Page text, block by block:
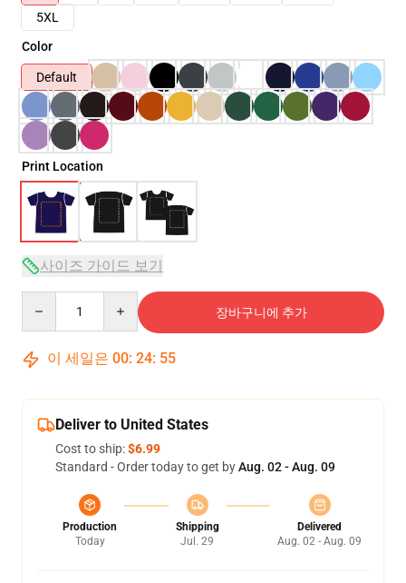
5XL
Color
Default
Print Location
사이즈 가이드 보기
장바구니에 추가
이 세일은 00: 24: 54
Deliver to United States
Cost to ship:$6.99
Standard - Order today to get byAug. 02 - Aug. 09
Production
Today
Shipping
Jul. 29
Delivered
Aug. 02 - Aug. 09